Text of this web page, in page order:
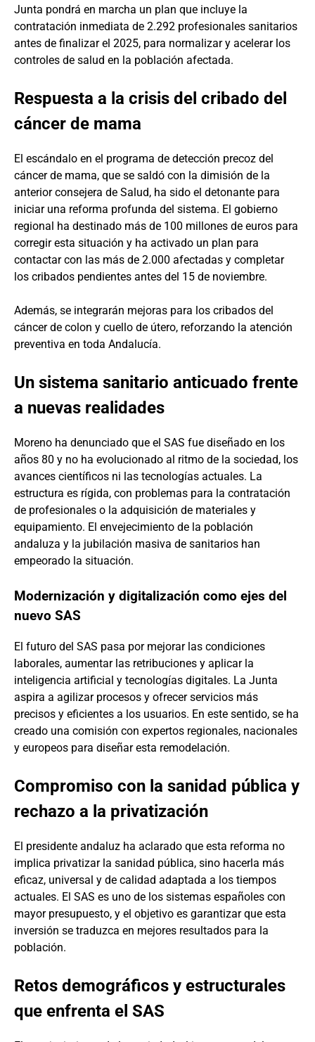
Junta pondrá en marcha un plan que incluye la
contratación inmediata de 2.292 profesionales sanitarios
antes de finalizar el 2025, para normalizar y acelerar los
controles de salud en la población afectada.
Respuesta a la crisis del cribado del
cáncer de mama
El escándalo en el programa de detección precoz del
cáncer de mama, que se saldó con la dimisión de la
anterior consejera de Salud, ha sido el detonante para
iniciar una reforma profunda del sistema. El gobierno
regional ha destinado más de 100 millones de euros para
corregir esta situación y ha activado un plan para
contactar con las más de 2.000 afectadas y completar
los cribados pendientes antes del 15 de noviembre.
Además, se integrarán mejoras para los cribados del
cáncer de colon y cuello de útero, reforzando la atención
preventiva en toda Andalucía.
Un sistema sanitario anticuado frente
a nuevas realidades
Moreno ha denunciado que el SAS fue diseñado en los
años 80 y no ha evolucionado al ritmo de la sociedad, los
avances científicos ni las tecnologías actuales. La
estructura es rígida, con problemas para la contratación
de profesionales o la adquisición de materiales y
equipamiento. El envejecimiento de la población
andaluza y la jubilación masiva de sanitarios han
empeorado la situación.
Modernización y digitalización como ejes del
nuevo SAS
El futuro del SAS pasa por mejorar las condiciones
laborales, aumentar las retribuciones y aplicar la
inteligencia artificial y tecnologías digitales. La Junta
aspira a agilizar procesos y ofrecer servicios más
precisos y eficientes a los usuarios. En este sentido, se ha
creado una comisión con expertos regionales, nacionales
y europeos para diseñar esta remodelación.
Compromiso con la sanidad pública y
rechazo a la privatización
El presidente andaluz ha aclarado que esta reforma no
implica privatizar la sanidad pública, sino hacerla más
eficaz, universal y de calidad adaptada a los tiempos
actuales. El SAS es uno de los sistemas españoles con
mayor presupuesto, y el objetivo es garantizar que esta
inversión se traduzca en mejores resultados para la
población.
Retos demográficos y estructurales
que enfrenta el SAS